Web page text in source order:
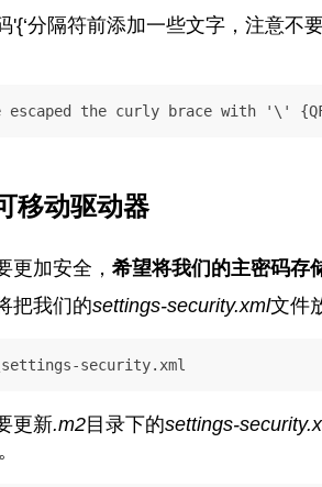
'{‘分隔符前添加一些文字，注意不
escaped the curly brace with '\'
移动驱动器
更加安全， 希望将我们的主密码存
把我们的settings-security.xml文件
security.xml
更新.m2目录下的settings-